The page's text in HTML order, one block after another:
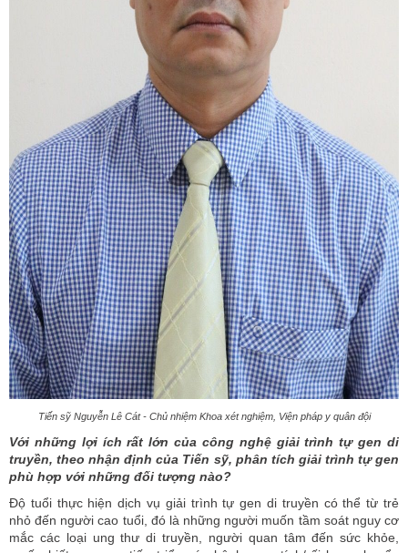
Tiến sỹ Nguyễn Lê Cát - Chủ nhiệm Khoa xét nghiệm, Viện pháp y quân đội
Với những lợi ích rất lớn của công nghệ giải trình tự gen di
truyền, theo nhận định của Tiến sỹ, phân tích giải trình tự gen
phù hợp với những đối tượng nào?
Độ tuổi thực hiện dịch vụ giải trình tự gen di truyền có thể từ trẻ
nhỏ đến người cao tuổi, đó là những người muốn tầm soát nguy cơ
mắc các loại ung thư di truyền , người quan tâm đến sức khỏe,